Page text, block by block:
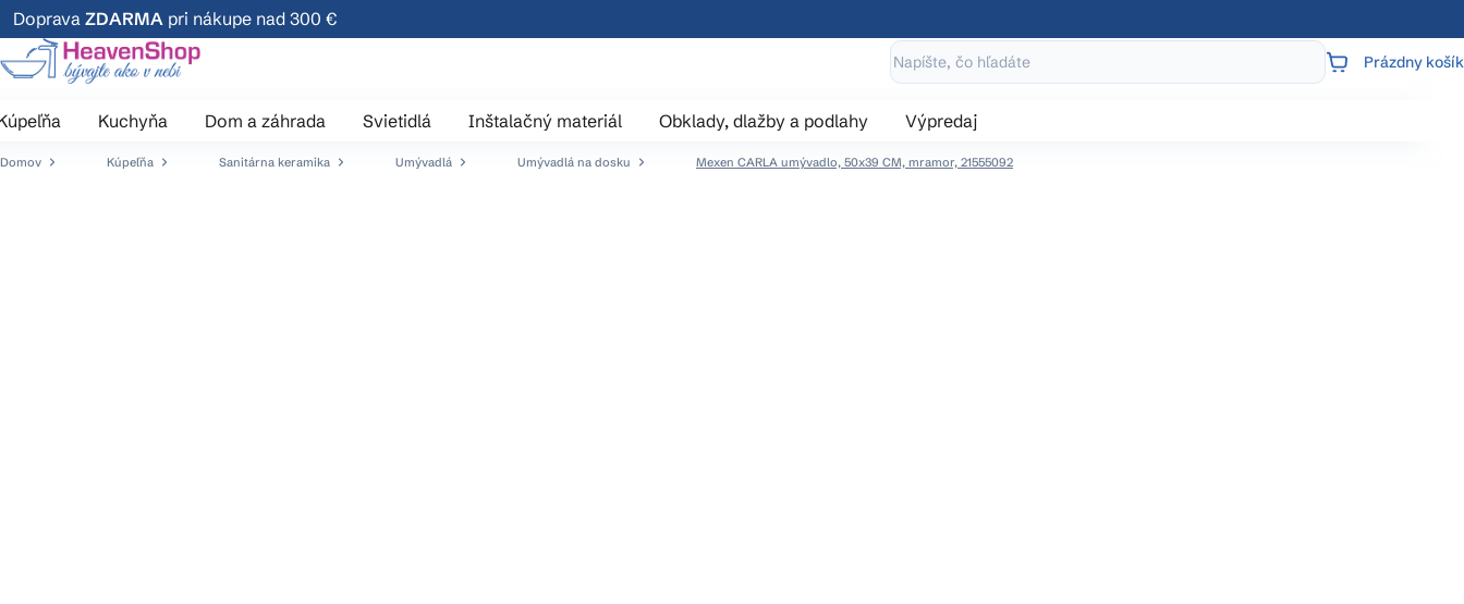
Prejsť
na
obsah
Doprava ZDARMA pri nákupe nad 300 €
NÁKUPNÝ
Prázdny košík
Kuchyňa Dom a záhrada Svietidlá Inštalačný materiál Obklady, dlažby a podlahy Výpredaj
Domov Kúpeľňa Sanitárna keramika Umývadlá Umývadlá na dosku Mexen CARLA umývadlo, 50x39 CM, mramor, 21555092